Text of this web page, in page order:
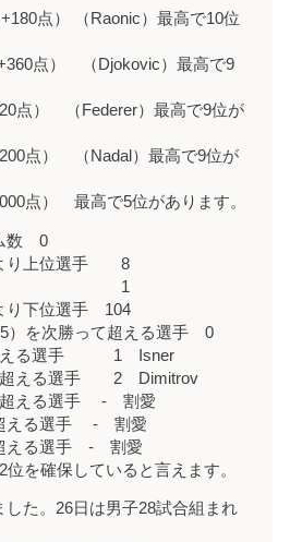
点） （Raonic）最高で10位
点） （Djokovic）最高で9
） （Federer）最高で9位が
点） （Nadal）最高で9位が
） 最高で5位があります。
数 0
り上位選手 8
手 1
位選手 104
）を次勝って超える選手 0
選手 1 Isner
る選手 2 Dimitrov
る選手 - 割愛
選手 - 割愛
選手 - 割愛
を確保していると言えます。
た。26日は男子28試合組まれ